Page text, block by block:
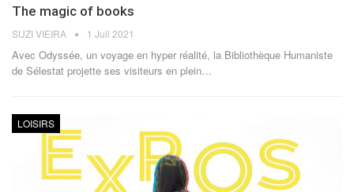
The magic of books
SUZI VIEIRA 1 Juil 2021
Avec Odyssée, un voyage en hyper réalité, la Bibliothèque Humaniste
de Sélestat projette ses visiteurs en plein…
LOISIRS